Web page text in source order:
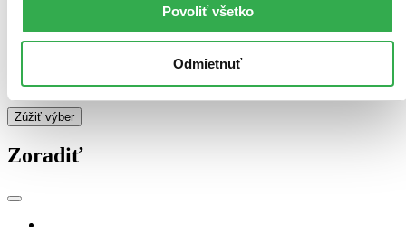
Povoliť všetko
Odmietnuť
E-kniha: MOBI (12 titulov)E-kniha: MOBI
Audiokniha: MP3 (5 titulov)Audiokniha: MP35
Ďalšie možnosti
Zúžiť výber
Zoradiť